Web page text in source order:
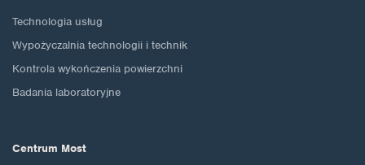
Technologia usług
Wypożyczalnia technologii i technik
Kontrola wykończenia powierzchni
Badania laboratoryjne
Centrum Most